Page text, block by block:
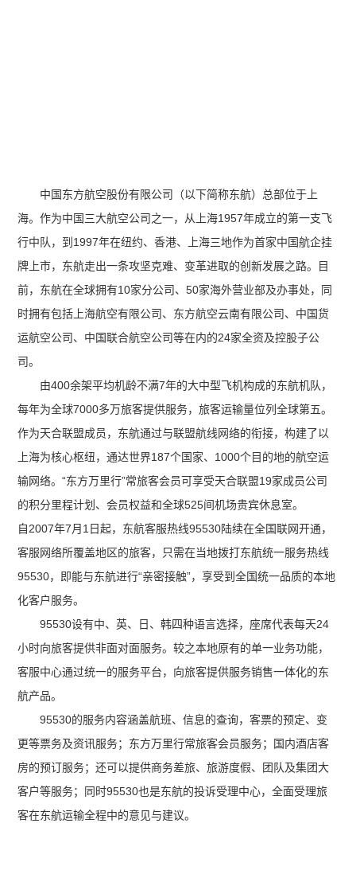
中国东方航空股份有限公司（以下简称东航）总部位于上
海。作为中国三大航空公司之一，从上海1957年成立的第一支飞
行中队，到1997年在纽约、香港、上海三地作为首家中国航企挂
牌上市，东航走出一条攻坚克难、变革进取的创新发展之路。目
前，东航在全球拥有10家分公司、50家海外营业部及办事处，同
时拥有包括上海航空有限公司、东方航空云南有限公司、中国货
运航空公司、中国联合航空公司等在内的24家全资及控股子公
司。
由400余架平均机龄不满7年的大中型飞机构成的东航机队，
每年为全球7000多万旅客提供服务，旅客运输量位列全球第五。
作为天合联盟成员，东航通过与联盟航线网络的衔接，构建了以
上海为核心枢纽，通达世界187个国家、1000个目的地的航空运
输网络。“东方万里行”常旅客会员可享受天合联盟19家成员公司
的积分里程计划、会员权益和全球525间机场贵宾休息室。
自2007年7月1日起，东航客服热线95530陆续在全国联网开通，
客服网络所覆盖地区的旅客，只需在当地拨打东航统一服务热线
95530，即能与东航进行“亲密接触”，享受到全国统一品质的本地
化客户服务。
95530设有中、英、日、韩四种语言选择，座席代表每天24
小时向旅客提供非面对面服务。较之本地原有的单一业务功能，
客服中心通过统一的服务平台，向旅客提供服务销售一体化的东
航产品。
95530的服务内容涵盖航班、信息的查询，客票的预定、变
更等票务及资讯服务；东方万里行常旅客会员服务；国内酒店客
房的预订服务；还可以提供商务差旅、旅游度假、团队及集团大
客户等服务；同时95530也是东航的投诉受理中心，全面受理旅
客在东航运输全程中的意见与建议。